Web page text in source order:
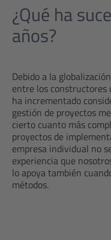
¿Qué ha
años?
Debido a la
entre los constructores
ha incrementado
gestión de proyectos
cierto cuanto más
proyectos de
empresa individual no
experiencia que
lo apoya también
métodos.